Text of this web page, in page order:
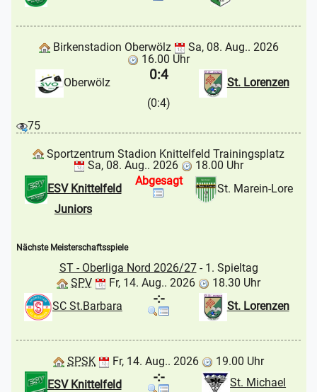
Birkenstadion Oberwölz
Sa, 08. Aug.. 2026
16.00 Uhr
Oberwölz
St. Lorenzen
0:4
(0:4)
75
Sportzentrum Stadion Knittelfeld Trainingsplatz
Sa, 08. Aug.. 2026
18.00 Uhr
ESV Knittelfeld
Juniors
St. Marein-Lore
Abgesagt
Nächste Meisterschaftsspiele
ST - Oberliga Nord 2026/27- 1. Spieltag
SPV
Fr, 14. Aug.. 2026
18.30 Uhr
SC St.Barbara
St. Lorenzen
-:-
SPSK Fr, 14. Aug.. 2026
19.00 Uhr
ESV Knittelfeld
St. Michael
-:-